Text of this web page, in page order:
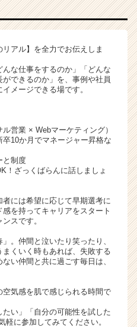
アル】を全力でお伝えしま
な仕事をするのか」「どんな
できるのか」を、事例や社員
メージできる場です。
営業 × Webマーケティング）
卒10か月でマネージャー昇格な
と制度
！ざっくばらんに話しましょ
には希望に応じて早期選考に
を持ってキャリアをスタート
スです。
。仲間と泣いたり笑ったり、
くいく時もあれば、失敗する
い仲間と共に過ごす毎日は、
気感を肌で感じられる時間で
たい」「自分の可能性を試した
に参加してみてください。